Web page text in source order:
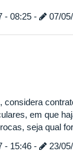
- 08:25 - 07/
, considera
em que
seja qual
- 15:46 - 23/